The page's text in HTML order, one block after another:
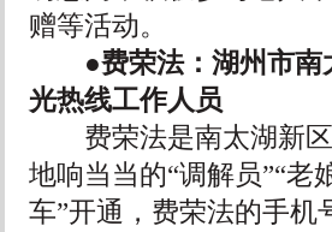
赠等活动。
●费荣法：湖州市南
光热线工作人员
费荣法是南太湖新区
地响当当的“调解员”“老
车”开通，费荣法的手机